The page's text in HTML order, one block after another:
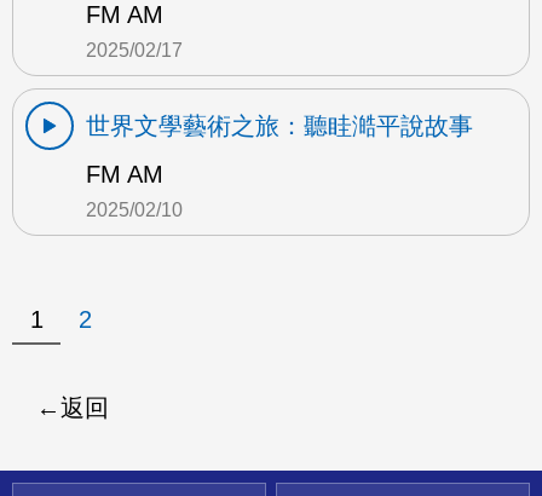
FM AM
2025/02/17
世界文學藝術之旅：聽眭澔平說故事
FM AM
2025/02/10
1 2
返回